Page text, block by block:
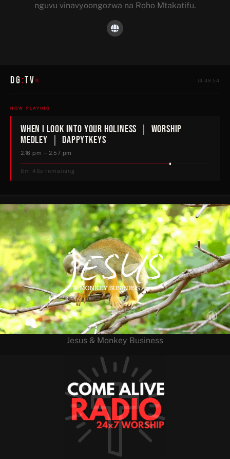
nguvu vinavyoongozwa na Roho Mtakatifu.
Jesus & Monkey Business